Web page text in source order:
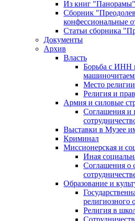
Из книг "Панорамы"
Сборник
конфессиональные
Статьи сборника
Документы
Архив
Власть
Борьба с ИНН
Место
Религия и
Армия и силовые
Соглашения и
Выставки в Музее
Криминал
Миссионерская и
Иная
Соглашения о
Образование и
религиозного
Религия в